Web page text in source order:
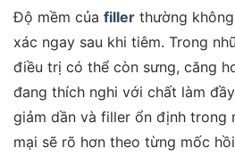
Độ mềm của filler thường
xác ngay sau khi tiêm. Trong
điều trị có thể còn sưng, căng
đang thích nghi với chất làm
giảm dần và filler ổn định trong
mại sẽ rõ hơn theo từng mốc